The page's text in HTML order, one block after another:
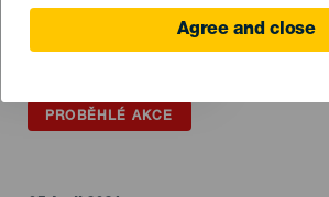
Agree and close
PROBĚHLÉ AKCE